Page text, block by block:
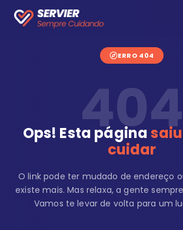
ERRO 404
404
Ops! Esta página
cuidar
O link pode ter mudado de endereço
existe mais. Mas relaxa, a gente
Vamos te levar de volta para um